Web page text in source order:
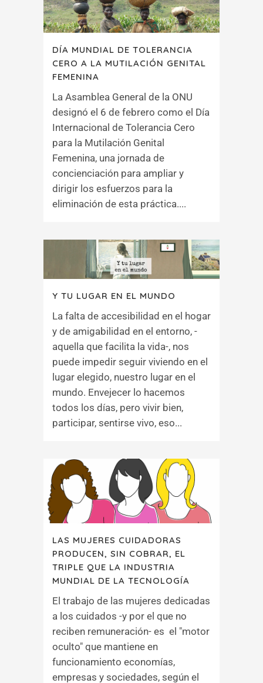
DÍA MUNDIAL DE TOLERANCIA
CERO A LA MUTILACIÓN GENITAL
FEMENINA
La Asamblea General de la ONU
designó el 6 de febrero como el Día
Internacional de Tolerancia Cero
para la Mutilación Genital
Femenina, una jornada de
concienciación para ampliar y
dirigir los esfuerzos para la
eliminación de esta práctica....
Y TU LUGAR EN EL MUNDO
La falta de accesibilidad en el hogar
y de amigabilidad en el entorno, -
aquella que facilita la vida-, nos
puede impedir seguir viviendo en el
lugar elegido, nuestro lugar en el
mundo. Envejecer lo hacemos
todos los días, pero vivir bien,
participar, sentirse vivo, eso...
LAS MUJERES CUIDADORAS
PRODUCEN, SIN COBRAR, EL
TRIPLE QUE LA INDUSTRIA
MUNDIAL DE LA TECNOLOGÍA
El trabajo de las mujeres dedicadas
a los cuidados -y por el que no
reciben remuneración- es el "motor
oculto" que mantiene en
funcionamiento economías,
empresas y sociedades, según el